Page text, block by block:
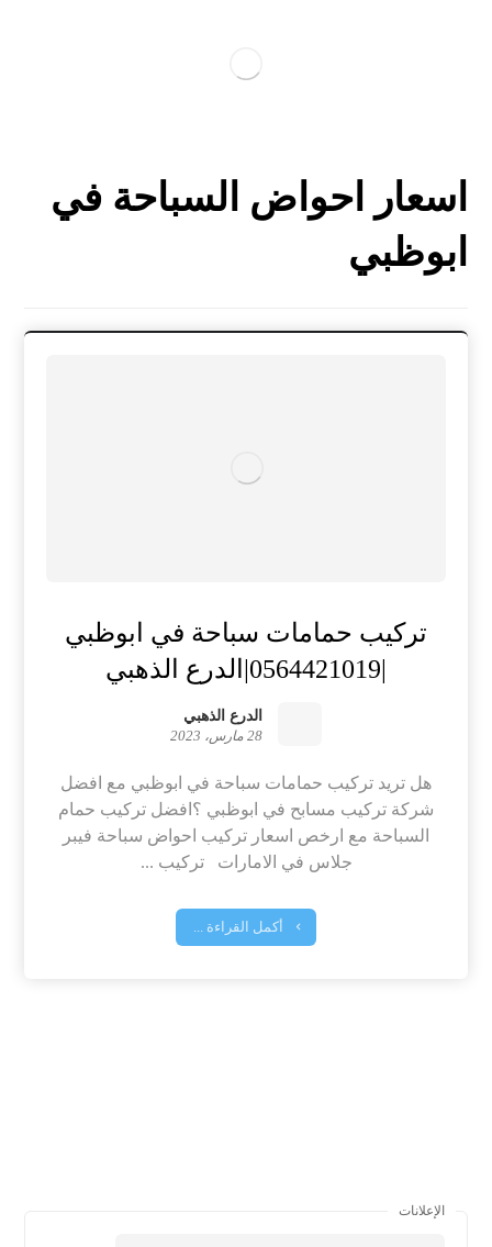
اسعار احواض السباحة في
ابوظبي
تركيب حمامات سباحة في ابوظبي
الدرع الذهبي
28 مارس، 2023
هل تريد تركيب حمامات سباحة في ابوظبي مع افضل
شركة تركيب مسابح في ابوظبي ؟افضل تركيب حمام
السباحة مع ارخص اسعار تركيب احواض سباحة فيبر
جلاس في الامارات تركيب ...
أكمل القراءة ...
الإعلانات